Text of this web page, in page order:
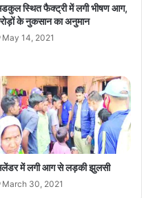
स्थित फैक्ट्री में लगी भीषण आग,
के नुकसान का अनुमान
May 14, 2021
में लगी आग से लड़की झुलसी
March 30, 2021